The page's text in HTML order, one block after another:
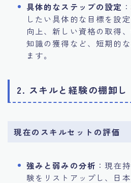
具体的なステップの設定
したい具体的な目標を設
向上、新しい資格の取得
知識の獲得など、短期的
ます。
2. スキルと経験の棚卸し
現在のスキルセットの評価
強みと弱みの分析 ：現在
験をリストアップし、日